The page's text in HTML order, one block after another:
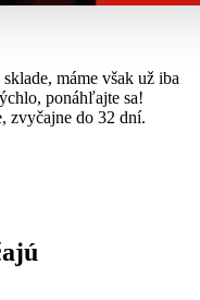
máme však už iba
ponáhľajte sa!
zvyčajne do 32 dní.